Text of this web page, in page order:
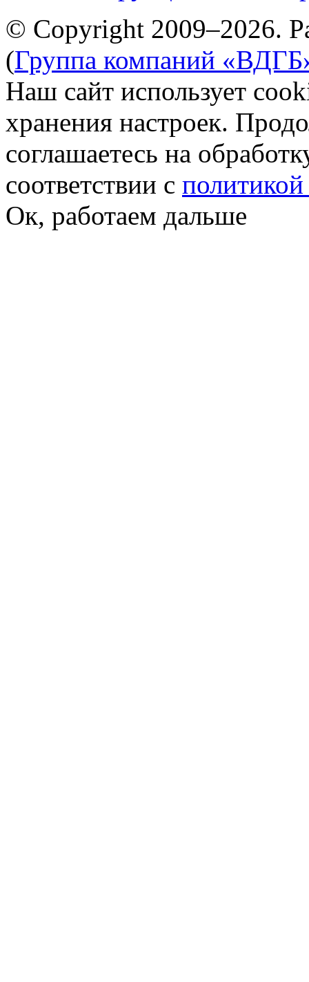
© Copyright 2009–2026.
(Группа компаний
Наш сайт использует
хранения настроек.
соглашаетесь на
соответствии с
Ок, работаем дальше